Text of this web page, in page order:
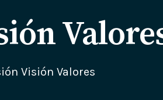
Visión Valores